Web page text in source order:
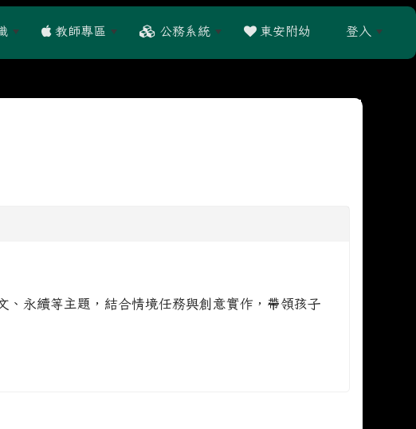
教師專區 公務系統 東安附幼 登入
永續等主題，結合情境任務與創意實作，帶領孩子